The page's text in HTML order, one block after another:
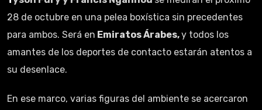
28 de octubre en una pelea boxística sin precedentes
para ambos. Será en Emiratos Árabes,y todos los
amantes de los deportes de contacto estarán atentos a
su desenlace.
En ese marco, varias figuras del ambiente se acercaron